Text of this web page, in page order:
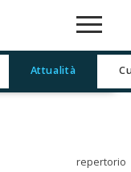
Attualità
repertorio